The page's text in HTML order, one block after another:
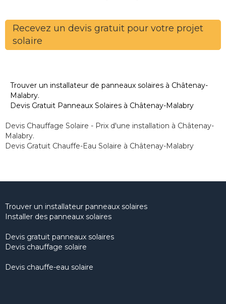
Recevez un devis gratuit pour votre projet
solaire
Trouver un installateur de panneaux solaires à Châtenay-
Malabry.
Devis Gratuit Panneaux Solaires à Châtenay-Malabry
Devis Chauffage Solaire - Prix d'une installation à Châtenay-
Malabry.
Devis Gratuit Chauffe-Eau Solaire à Châtenay-Malabry
Trouver un installateur panneaux solaires
Installer des panneaux solaires
Devis gratuit panneaux solaires
Devis chauffage solaire
Devis chauffe-eau solaire